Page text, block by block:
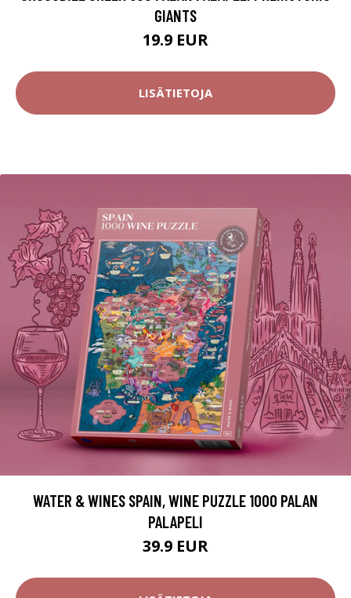
GIANTS
19.9 EUR
LISÄTIETOJA
WATER & WINES SPAIN, WINE PUZZLE 1000 PALAN
PALAPELI
39.9 EUR